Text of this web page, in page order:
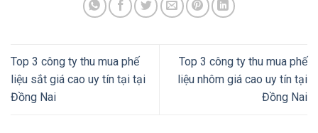
Top 3 công ty thu mua phế
liệu sắt giá cao uy tín tại tại
Đồng Nai
Top 3 công ty thu mua phế
liệu nhôm giá cao uy tín tại
Đồng Nai